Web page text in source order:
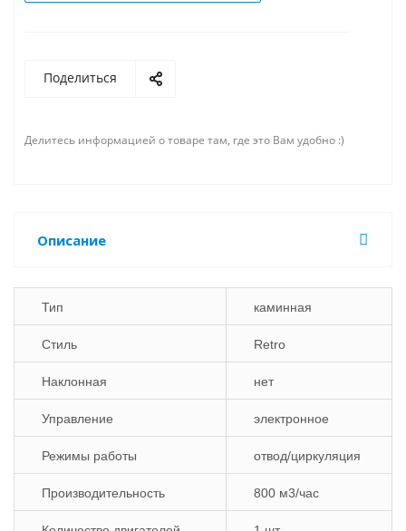
Поделиться
Делитесь информацией о товаре там, где это Вам удобно :)
Описание
Тип каминная
Стиль Retro
Наклонная нет
Управление электронное
Режимы работы отвод/циркуляция
Производительность 800 м3/час